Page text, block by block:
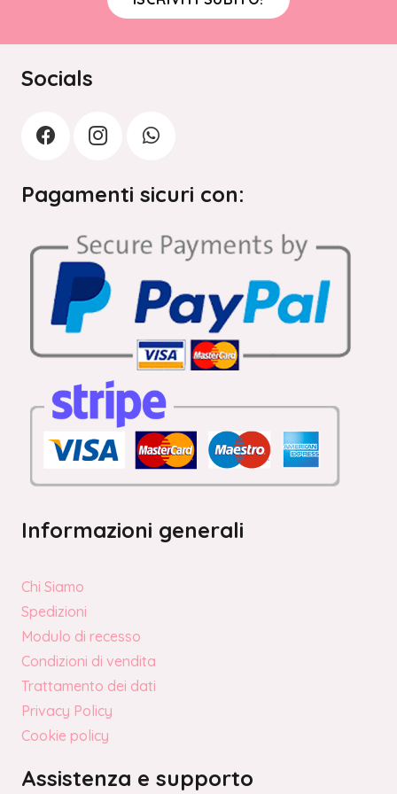
Socials
Pagamenti sicuri con:
Informazioni generali
Chi Siamo
Spedizioni
Modulo di recesso
Condizioni di vendita
Trattamento dei dati
Privacy Policy
Cookie policy
Assistenza e supporto